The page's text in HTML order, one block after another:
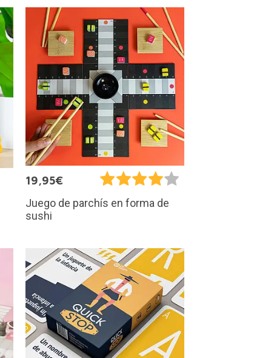
19,95€
Juego de parchís en forma de
sushi